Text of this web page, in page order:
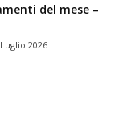
del mese –
2026